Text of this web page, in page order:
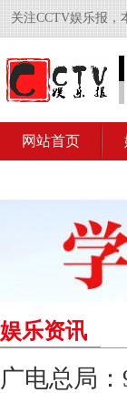
关注CCTV娱乐报，
网站首页
娱乐资讯
广电总局